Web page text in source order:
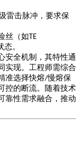
雷击脉冲，要求保
丝（如TE
。
安全机制，其特性通
实现。工程师需综合
准选择快熔/慢熔保
控的断流。随着技术
靠性需求融合，推动